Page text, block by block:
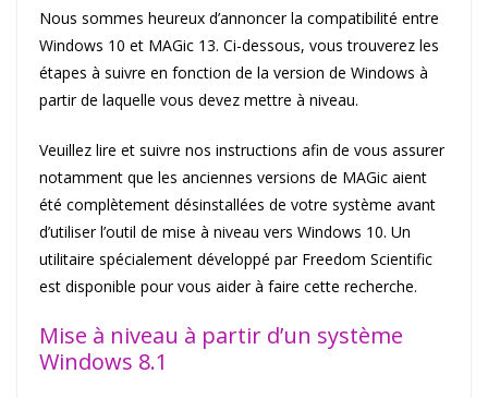
Nous sommes heureux d’annoncer la compatibilité entre
Windows 10 et MAGic 13. Ci-dessous, vous trouverez les
étapes à suivre en fonction de la version de Windows à
partir de laquelle vous devez mettre à niveau.
Veuillez lire et suivre nos instructions afin de vous assurer
notamment que les anciennes versions de MAGic aient
été complètement désinstallées de votre système avant
d’utiliser l’outil de mise à niveau vers Windows 10. Un
utilitaire spécialement développé par Freedom Scientific
est disponible pour vous aider à faire cette recherche.
Mise à niveau à partir d’un système
Windows 8.1